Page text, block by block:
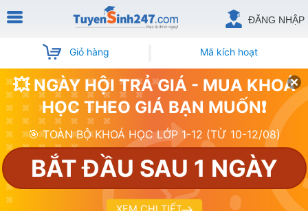
ĐĂNG NHẬP
Giỏ hàng Mã kích hoạt
💥 NGÀY HỘI TRẢ GIÁ - MUA KHOÁ
HỌC THEO GIÁ BẠN MUỐN❗
🎯 TOÀN BỘ KHOÁ HỌC LỚP 1-12 (TỪ 10-12/08)
BẮT ĐẦU SAU 1 NGÀY